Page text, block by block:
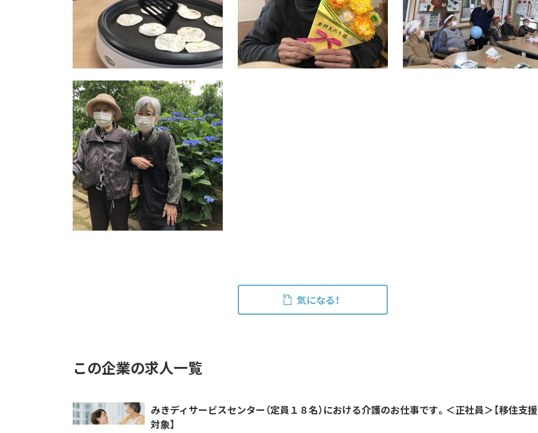
気になる！
この企業の求人一覧
みきディサービスセンター（定員１８名）における介護のお仕事です。＜正社員＞【移住支
対象】